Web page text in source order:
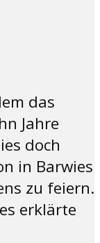
das
Jahre
doch
in Barwies
zu feiern.
erklärte